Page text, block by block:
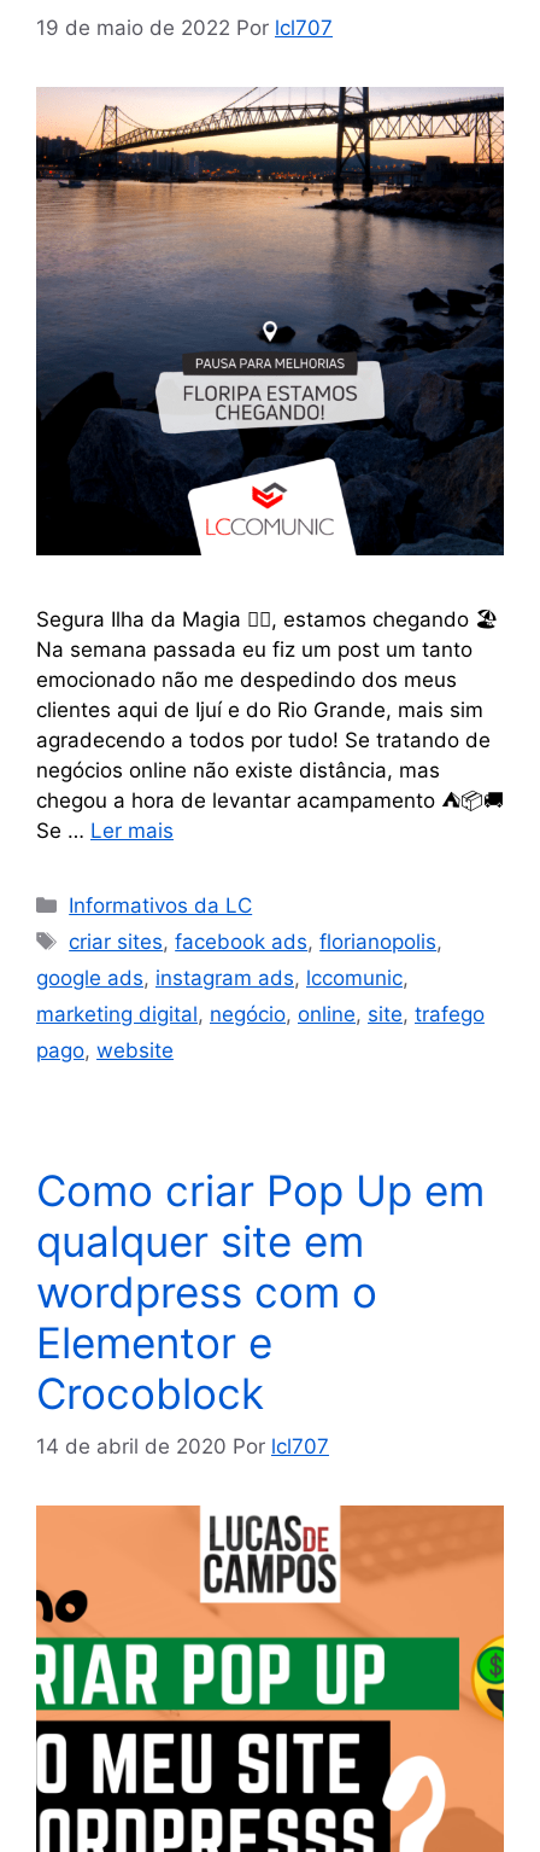
19 de maio de 2022 Por lcl707
Segura Ilha da Magia 🧙‍♂️, estamos chegando 🏖
Na semana passada eu fiz um post um tanto
emocionado não me despedindo dos meus
clientes aqui de Ijuí e do Rio Grande, mais sim
agradecendo a todos por tudo! Se tratando de
negócios online não existe distância, mas
chegou a hora de levantar acampamento ⛺️📦🚚
Se … Ler mais
Informativos da LC
criar sites,facebook ads,florianopolis,
google ads, instagram ads, lccomunic,
marketing digital, negócio, online, site, trafego
pago, website
Como criar Pop Up em
qualquer site em
wordpress com o
Elementor e
Crocoblock
14 de abril de 2020 Por lcl707